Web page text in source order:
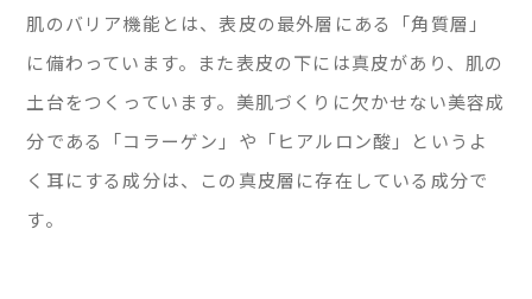
肌のバリア機能とは、表皮の最外層にある「角質層」
に備わっています。また表皮の下には真皮があり、肌の
土台をつくっています。美肌づくりに欠かせない美容成
分である「コラーゲン」や「ヒアルロン酸」というよ
く耳にする成分は、この真皮層に存在している成分で
す。